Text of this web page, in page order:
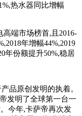
热水器同比增幅
高端市场榜首,且2016-
年增幅44%,2019
年份额提升50%,稳居
品原创发明的执着。
发明了全球第一台一
今年,卡萨帝再次发